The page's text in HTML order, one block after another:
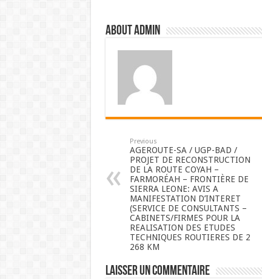
About admin
Previous
AGEROUTE-SA / UGP-BAD /
PROJET DE RECONSTRUCTION
DE LA ROUTE COYAH –
FARMORÉAH – FRONTIÈRE DE
SIERRA LEONE: AVIS A
MANIFESTATION D’INTERET
(SERVICE DE CONSULTANTS –
CABINETS/FIRMES POUR LA
REALISATION DES ETUDES
TECHNIQUES ROUTIERES DE 2
268 KM
Laisser un commentaire